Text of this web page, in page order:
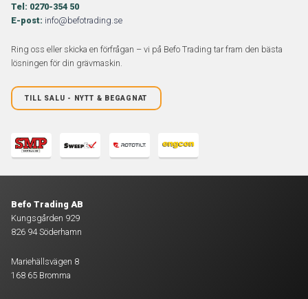
Tel: 0270-354 50
E-post: info@befotrading.se
Ring oss eller skicka en förfrågan – vi på Befo Trading tar fram den bästa
lösningen för din grävmaskin.
TILL SALU - NYTT & BEGAGNAT
Befo Trading AB
Kungsgården 929
826 94 Söderhamn
Mariehällsvägen 8
168 65 Bromma